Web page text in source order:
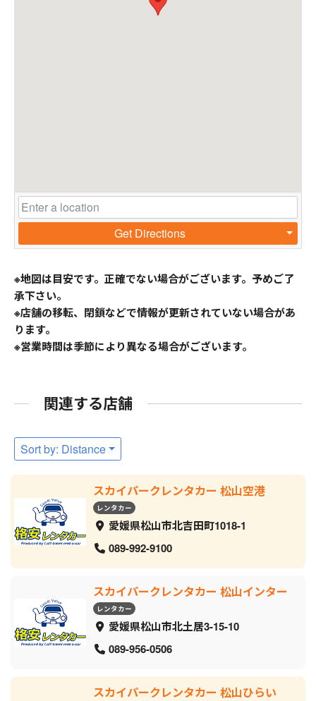
Get Directions
※地図は目安です。正確でない場合がございます。予めご了
承下さい。
※店舗の移転、閉鎖などで情報が更新されていない場合があ
ります。
※営業時間は季節により異なる場合がございます。
関連する店舗
Sort by: Distance
スカイパークレンタカー 松山空港
レンタカー
愛媛県松山市北吉田町1018-1
089-992-9100
スカイパークレンタカー 松山インター
レンタカー
愛媛県松山市北土居3-15-10
089-956-0506
スカイパークレンタカー 松山ひらい